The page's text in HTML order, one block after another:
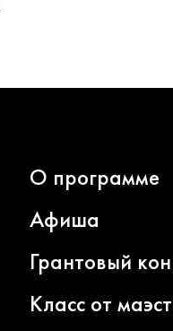
О программе
Афиша
Грантовый
Класс от